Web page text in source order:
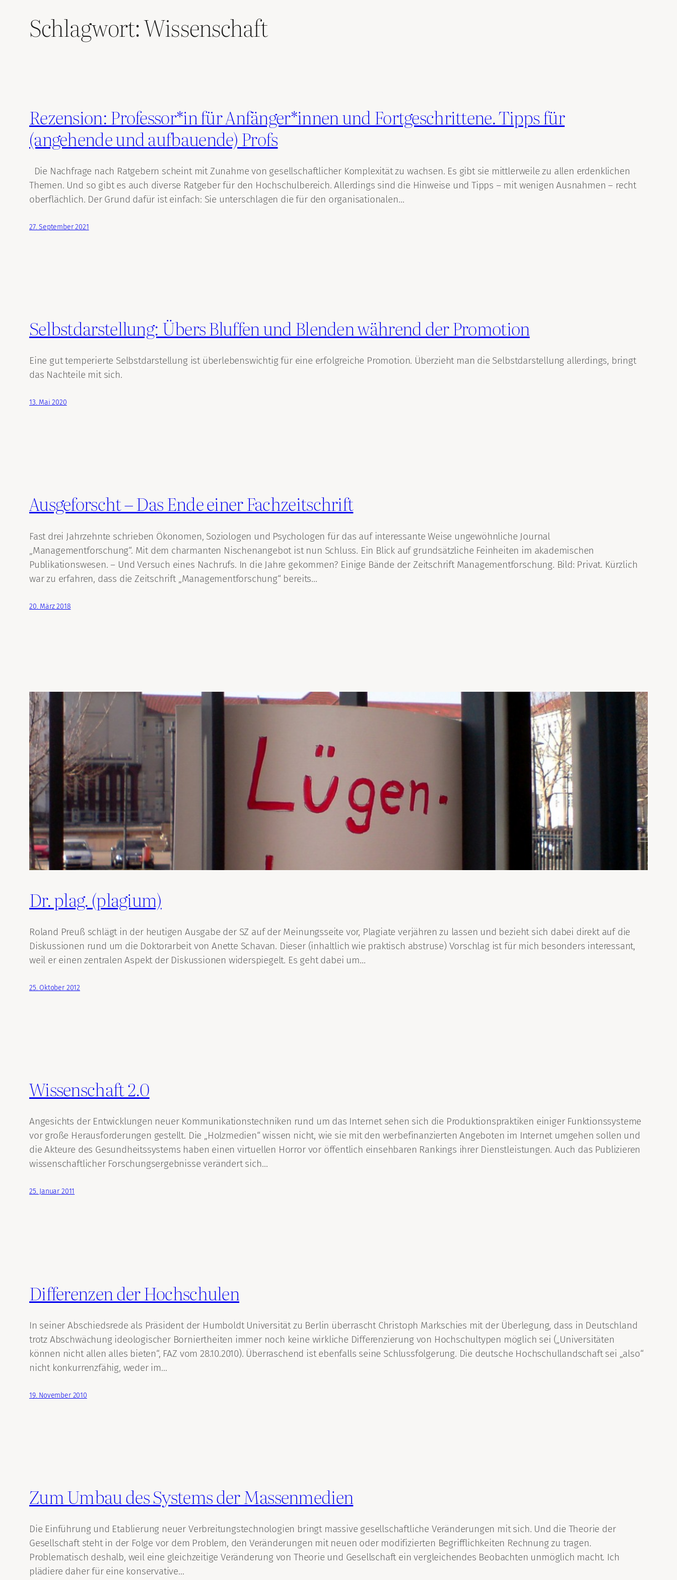
Schlagwort:Wissenschaft
Rezension: Professor*in für Anfänger*innen und Fortgeschrittene. Tipps für
(angehende und aufbauende) Profs
Die Nachfrage nach Ratgebern scheint mit Zunahme von gesellschaftlicher Komplexität zu wachsen. Es gibt sie mittlerweile zu allen erdenklichen
Themen. Und so gibt es auch diverse Ratgeber für den Hochschulbereich. Allerdings sind die Hinweise und Tipps – mit wenigen Ausnahmen – recht
oberflächlich. Der Grund dafür ist einfach: Sie unterschlagen die für den organisationalen…
27. September 2021
Selbstdarstellung: Übers Bluffen und Blenden während der Promotion
Eine gut temperierte Selbstdarstellung ist überlebenswichtig für eine erfolgreiche Promotion. Überzieht man die Selbstdarstellung allerdings, bringt
das Nachteile mit sich.
13. Mai 2020
Ausgeforscht – Das Ende einer Fachzeitschrift
Fast drei Jahrzehnte schrieben Ökonomen, Soziologen und Psychologen für das auf interessante Weise ungewöhnliche Journal
„Managementforschung“. Mit dem charmanten Nischenangebot ist nun Schluss. Ein Blick auf grundsätzliche Feinheiten im akademischen
Publikationswesen. – Und Versuch eines Nachrufs. In die Jahre gekommen? Einige Bände der Zeitschrift Managementforschung. Bild: Privat. Kürzlich
war zu erfahren, dass die Zeitschrift „Managementforschung“ bereits…
20. März 2018
Dr. plag. (plagium)
Roland Preuß schlägt in der heutigen Ausgabe der SZ auf der Meinungsseite vor, Plagiate verjähren zu lassen und bezieht sich dabei direkt auf die
Diskussionen rund um die Doktorarbeit von Anette Schavan. Dieser (inhaltlich wie praktisch abstruse) Vorschlag ist für mich besonders interessant,
weil er einen zentralen Aspekt der Diskussionen widerspiegelt. Es geht dabei um…
25. Oktober 2012
Wissenschaft 2.0
Angesichts der Entwicklungen neuer Kommunikationstechniken rund um das Internet sehen sich die Produktionspraktiken einiger Funktionssysteme
vor große Herausforderungen gestellt. Die „Holzmedien“ wissen nicht, wie sie mit den werbefinanzierten Angeboten im Internet umgehen sollen und
die Akteure des Gesundheitssystems haben einen virtuellen Horror vor öffentlich einsehbaren Rankings ihrer Dienstleistungen. Auch das Publizieren
wissenschaftlicher Forschungsergebnisse verändert sich…
25. Januar 2011
Differenzen der Hochschulen
In seiner Abschiedsrede als Präsident der Humboldt Universität zu Berlin überrascht Christoph Markschies mit der Überlegung, dass in Deutschland
trotz Abschwächung ideologischer Borniertheiten immer noch keine wirkliche Differenzierung von Hochschultypen möglich sei („Universitäten
können nicht allen alles bieten“, FAZ vom 28.10.2010). Überraschend ist ebenfalls seine Schlussfolgerung. Die deutsche Hochschullandschaft sei „also“
nicht konkurrenzfähig, weder im…
19. November 2010
Zum Umbau des Systems der Massenmedien
Die Einführung und Etablierung neuer Verbreitungstechnologien bringt massive gesellschaftliche Veränderungen mit sich. Und die Theorie der
Gesellschaft steht in der Folge vor dem Problem, den Veränderungen mit neuen oder modifizierten Begrifflichkeiten Rechnung zu tragen.
Problematisch deshalb, weil eine gleichzeitige Veränderung von Theorie und Gesellschaft ein vergleichendes Beobachten unmöglich macht. Ich
plädiere daher für eine konservative…